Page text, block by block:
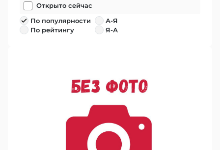
Открыто сейчас
По популярности
По рейтингу
А-Я
Я-А